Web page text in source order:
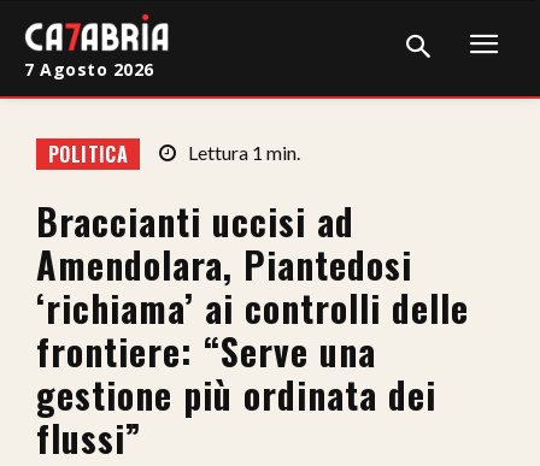
Cronaca
Giudiziaria
Politica
Sport
Attualità
Sanità
7 Agosto 2026
POLITICA Lettura 1 min.
Braccianti uccisi ad
Amendolara, Piantedosi
‘richiama’ ai controlli delle
frontiere: “Serve una
gestione più ordinata dei
flussi”